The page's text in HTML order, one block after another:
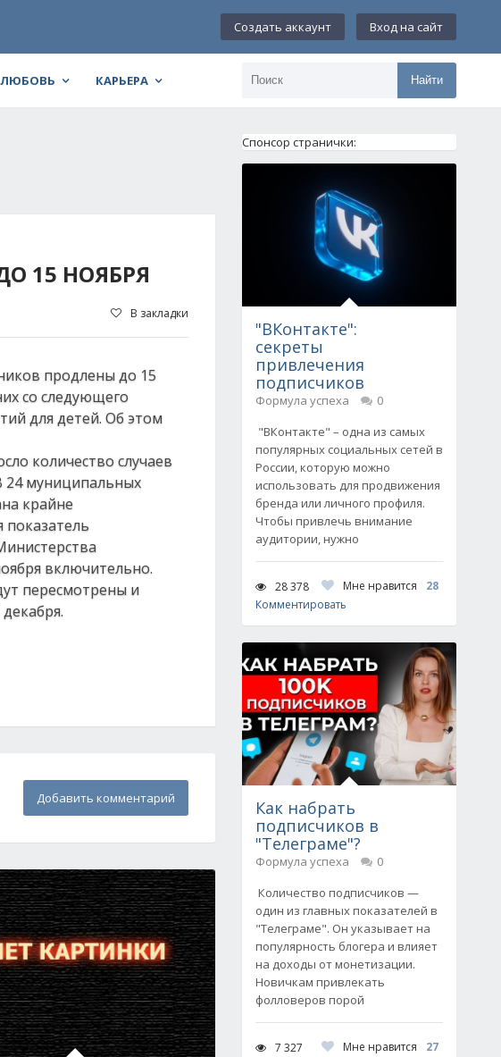
Создать аккаунт Вход на сайт
ЛЮБОВЬ КАРЬЕРА Найти
15 НОЯБРЯ
В закладки
продлены до 15
со следующего
для детей. Об этом
количество случаев
24 муниципальных
крайне
включительно.
пересмотрены и
Добавить комментарий
Спонсор странички:
"ВКонтакте":
секреты
привлечения
подписчиков
Формула успеха
0
"ВКонтакте" – одна из самых
популярных социальных сетей в
России, которую можно
использовать для продвижения
бренда или личного профиля.
Чтобы привлечь внимание
аудитории, нужно
28 378 Мне нравится
28
Комментировать
Как набрать
подписчиков в
"Телеграме"?
Формула успеха
0
Количество подписчиков —
один из главных показателей в
"Телеграме". Он указывает на
популярность блогера и влияет
на доходы от монетизации.
Новичкам привлекать
фолловеров порой
7 327 Мне нравится
27